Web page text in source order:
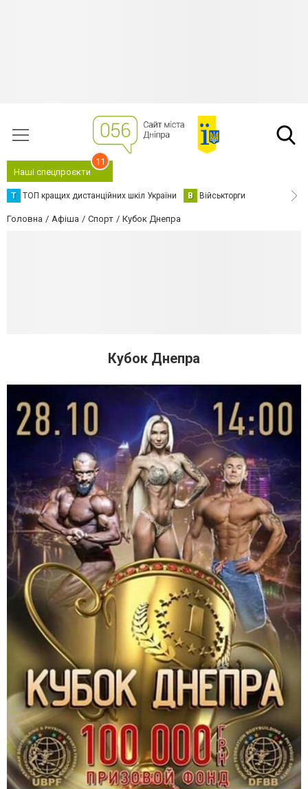
Наші спецпроєкти
11
Т ТОП кращих дистанційних шкіл України В Військторги
Головна Афіша Спорт Кубок Днепра
Кубок Днепра